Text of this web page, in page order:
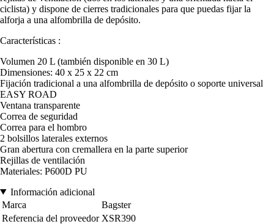
ciclista) y dispone de cierres tradicionales para que puedas fijar la
alforja a una alfombrilla de depósito.
Características :
Volumen 20 L (también disponible en 30 L)
Dimensiones: 40 x 25 x 22 cm
Fijación tradicional a una alfombrilla de depósito o soporte universal
EASY ROAD
Ventana transparente
Correa de seguridad
Correa para el hombro
2 bolsillos laterales externos
Gran abertura con cremallera en la parte superior
Rejillas de ventilación
Materiales: P600D PU
Información adicional
Marca
Bagster
Referencia del proveedor XSR390